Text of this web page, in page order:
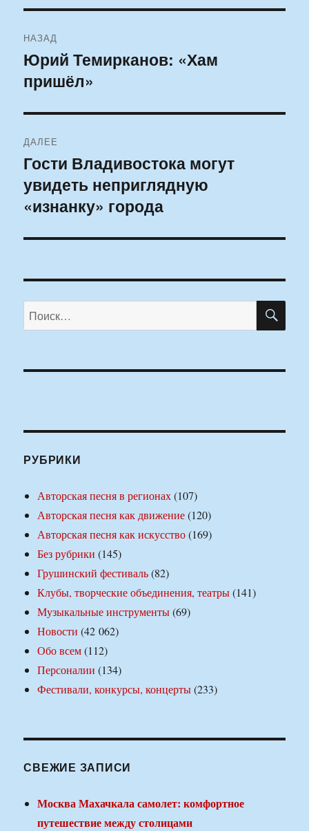
по
записям
НАЗАД
Предыдущая
запись:
Юрий Темирканов: «Хам
пришёл»
ДАЛЕЕ
Следующая
запись:
Гости Владивостока могут
увидеть неприглядную
«изнанку» города
Искать:
РУБРИКИ
Авторская песня в регионах(107)
Авторская песня как движение(120)
Авторская песня как искусство(169)
Без рубрики (145)
Грушинский фестиваль(82)
Клубы, творческие объединения, театры(141)
Музыкальные инструменты(69)
Новости (42 062)
Обо всем(112)
Персоналии (134)
Фестивали, конкурсы, концерты(233)
СВЕЖИЕ ЗАПИСИ
Москва Махачкала самолет: комфортное
путешествие между столицами